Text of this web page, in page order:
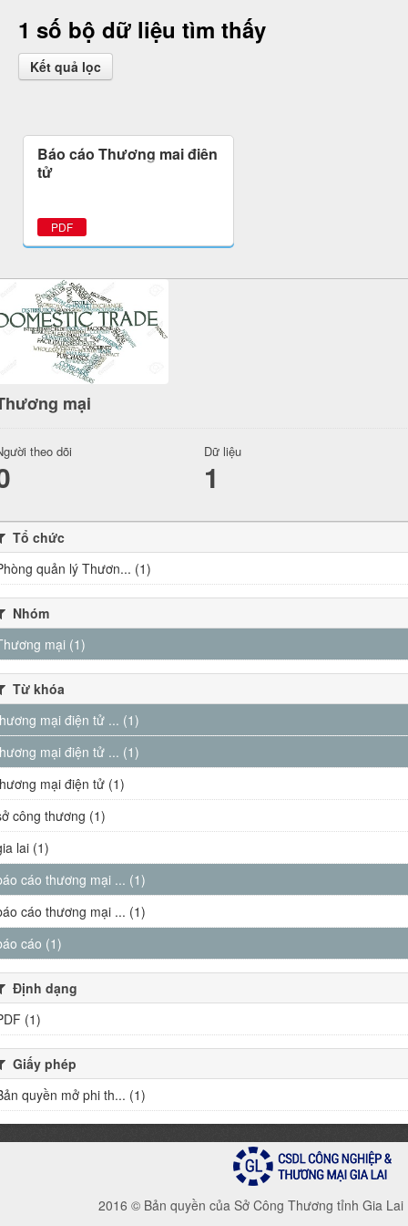
1 số bộ dữ liệu tìm thấy
Kết quả lọc
Báo cáo Thương mại điện
tử
PDF
mại
theo dõi Dữ liệu
1
Tổ chức
quản lý Thươn... (1)
Nhóm
mại (1)
Từ khóa
mại điện tử ... (1)
mại điện tử ... (1)
mại điện tử (1)
công thương (1)
lai (1)
cáo thương mại ... (1)
cáo thương mại ... (1)
cáo (1)
Định dạng
(1)
Giấy phép
quyền mở phi th... (1)
2016 © Bản quyền của Sở Công Thương tỉnh Gia Lai